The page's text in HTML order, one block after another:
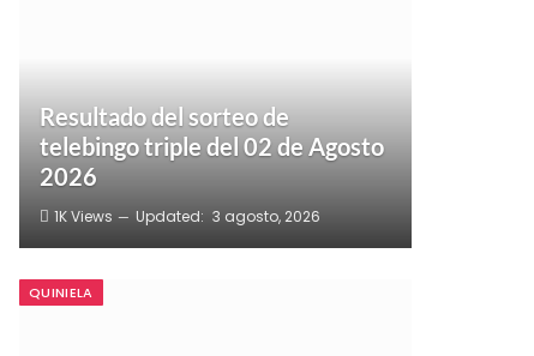
Resultado del sorteo de
telebingo triple del 02 de Agosto
2026
1KViews Updated: 3 agosto, 2026
QUINIELA